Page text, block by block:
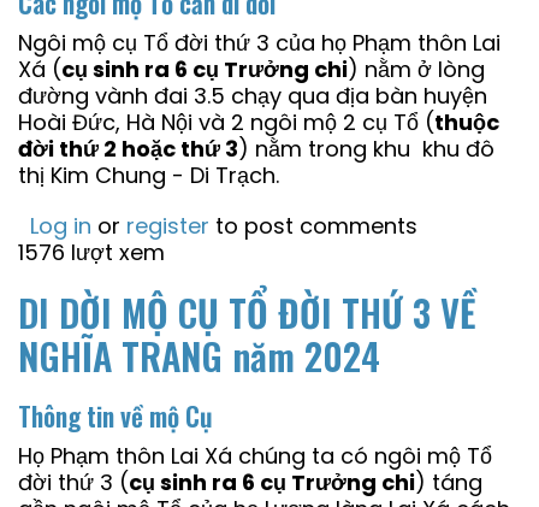
Ngôi mộ cụ Tổ đời thứ 3 của họ Phạm thôn Lai
Xá (cụ sinh ra 6 cụ Trưởng chi) nằm ở lòng
đường vành đai 3.5 chạy qua địa bàn huyện
Hoài Đức, Hà Nội và 2 ngôi mộ 2 cụ Tổ (thuộc
đời thứ 2 hoặc thứ 3) nằm trong khu khu đô
thị Kim Chung - Di Trạch.
Log in or register to post comments
1576 lượt xem
DI DỜI MỘ CỤ TỔ ĐỜI THỨ 3 VỀ
NGHĨA TRANG năm 2024
Thông tin về mộ Cụ
Họ Phạm thôn Lai Xá chúng ta có ngôi mộ Tổ
đời thứ 3 (cụ sinh ra 6 cụ Trưởng chi) táng